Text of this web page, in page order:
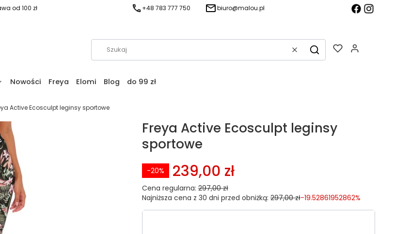
od 100 zł +48 783 777 750 biuro@malou.pl
WyczyśćSzukaj
Nowości Freya Elomi Blog do 99 zł
Active Ecosculpt leginsy sportowe
Freya Active Ecosculpt leginsy
sportowe
239,00 zł
Cena regularna: 297,00 zł
-20%
Najniższa cena z 30 dni przed obniżką: 297,00 zł-19.52861952862%